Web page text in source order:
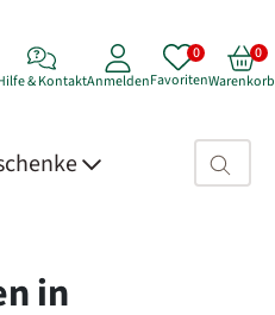
& KontaktAnmeldenFavoritenWarenkorb
Suchfeld>
in